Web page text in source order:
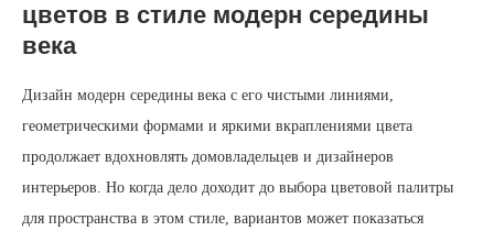
цветов в стиле модерн середины
века
Дизайн модерн середины века с его чистыми линиями,
геометрическими формами и яркими вкраплениями цвета
продолжает вдохновлять домовладельцев и дизайнеров
интерьеров. Но когда дело доходит до выбора цветовой палитры
для пространства в этом стиле, вариантов может показаться